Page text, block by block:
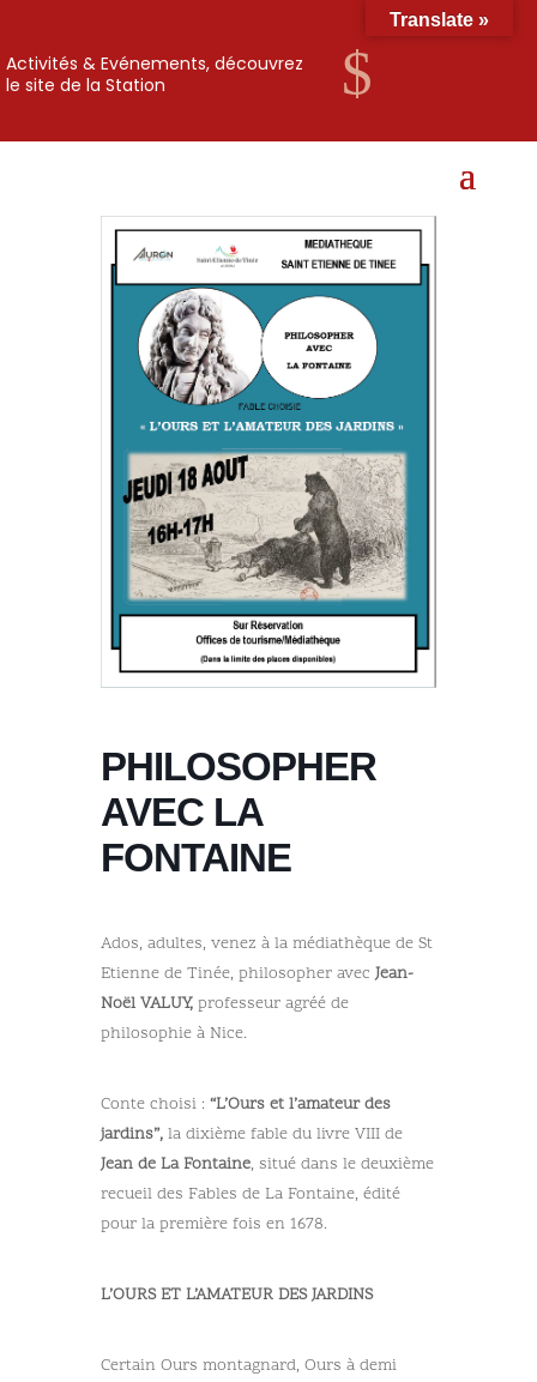
$
Activités & Evénements, découvrez
le site de la Station
PHILOSOPHER
AVEC LA
FONTAINE
Ados, adultes, venez à la médiathèque de St
Etienne de Tinée, philosopher avecJean-
Noël VALUY, professeur agréé de
philosophie à Nice.
Conte choisi : “L’Ours et l’amateur des
jardins”, la dixième fable du livre VIII de
Jean de La Fontaine, situé dans le deuxième
recueil des Fables de La Fontaine, édité
pour la première fois en 1678.
L’OURS ET L’AMATEUR DES JARDINS
Certain Ours montagnard, Ours à demi
Translate »